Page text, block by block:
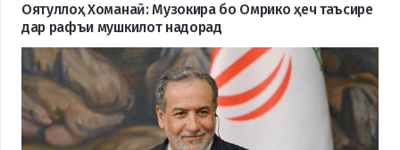
Оятуллоҳ Хоманаӣ: Музокира бо Омрико ҳеч таъсире
дар рафъи мушкилот надорад